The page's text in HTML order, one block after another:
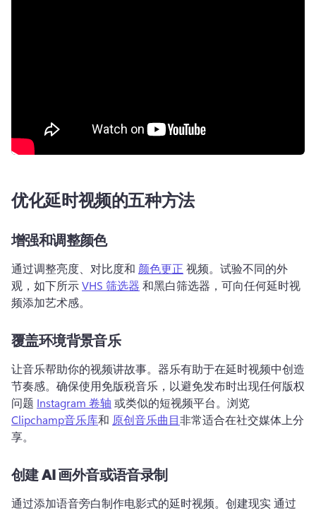
优化延时视频的五种方法
增强和调整颜色
通过调整亮度、对比度和 颜色更正 视频。试验不同的外
观，如下所示 VHS 筛选器 和黑白筛选器，可向任何延时视
频添加艺术感。
覆盖环境背景音乐
让音乐帮助你的视频讲故事。器乐有助于在延时视频中创造
节奏感。确保使用免版税音乐，以避免发布时出现任何版权
问题 Instagram 卷轴 或类似的短视频平台。浏览
Clipchamp音乐库和 原创音乐曲目非常适合在社交媒体上分
享。
创建 AI 画外音或语音录制
通过添加语音旁白制作电影式的延时视频。创建现实 通过